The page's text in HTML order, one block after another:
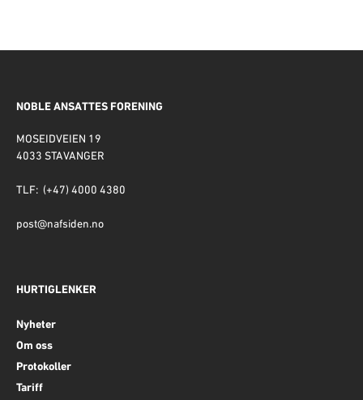
NOBLE ANSATTES FORENING
MOSEIDVEIEN 19
4033 STAVANGER
TLF: (+47) 4000 4380
post@nafsiden.no
HURTIGLENKER
Nyheter
Om oss
Protokoller
Tariff